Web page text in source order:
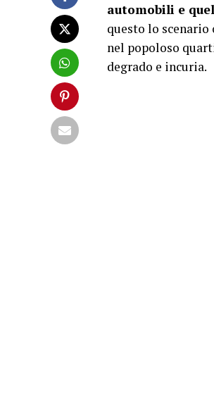
automobili e
questo lo
nel popoloso
degrado e incuria.